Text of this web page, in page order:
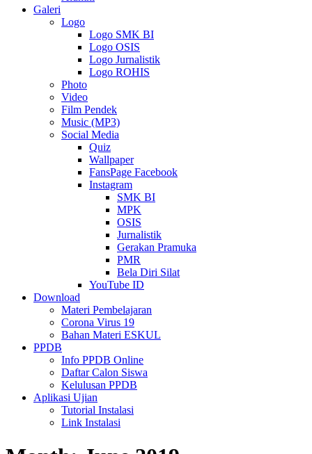
Galeri
Logo
Logo SMK BI
Logo OSIS
Logo Jurnalistik
Logo ROHIS
Photo
Video
Film Pendek
Music (MP3)
Social Media
Quiz
Wallpaper
FansPage Facebook
Instagram
SMK BI
MPK
OSIS
Jurnalistik
Gerakan Pramuka
PMR
Bela Diri Silat
YouTube ID
Download
Materi Pembelajaran
Corona Virus 19
Bahan Materi ESKUL
PPDB
Info PPDB Online
Daftar Calon Siswa
Kelulusan PPDB
Aplikasi Ujian
Tutorial Instalasi
Link Instalasi